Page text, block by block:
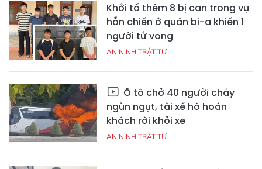
Khởi tố thêm 8 bị can trong vụ
hỗn chiến ở quán bi-a khiến 1
người tử vong
AN NINH TRẬT TỰ
Ô tô chở 40 người cháy
ngùn ngụt, tài xế hô hoán
khách rời khỏi xe
AN NINH TRẬT TỰ